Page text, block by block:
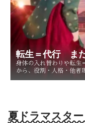
転生＝代行 ま
身体の入れ替わりや転生
から、役割・人格・他者
夏ドラマスター